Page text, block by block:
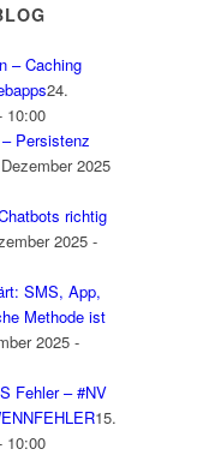
– Caching
24.
10:00
Persistenz
2025
richtig
2025 -
SMS, App,
Methode ist
2025 -
Fehler – #NV
15.
10:00